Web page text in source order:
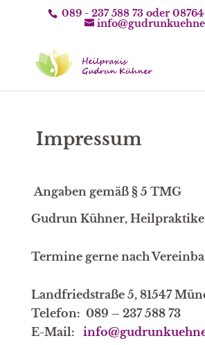
089 - 237 588 73oder
Impressum
Angaben gemäß § 5 TMG
Gudrun Kühner,
Termine gerne nach
Landfriedstraße 5, 81547
Telefon: 089 – 237 588 73
E-Mail: